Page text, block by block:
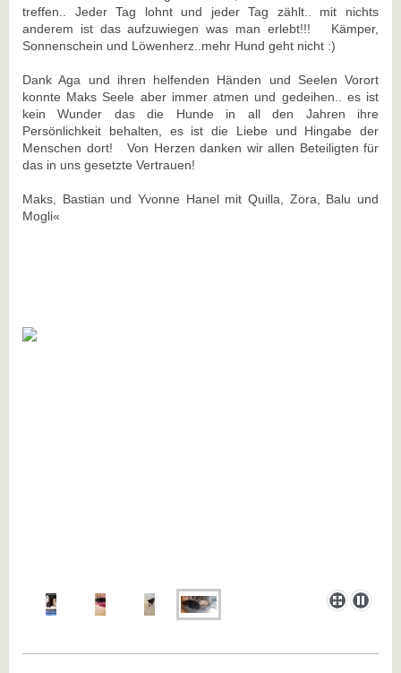
treffen.. Jeder Tag lohnt und jeder Tag zählt.. mit nichts
anderem ist das aufzuwiegen was man erlebt!!! Kämper,
Sonnenschein und Löwenherz..mehr Hund geht nicht :)
Dank Aga und ihren helfenden Händen und Seelen Vorort
konnte Maks Seele aber immer atmen und gedeihen.. es ist
kein Wunder das die Hunde in all den Jahren ihre
Persönlichkeit behalten, es ist die Liebe und Hingabe der
Menschen dort! Von Herzen danken wir allen Beteiligten für
das in uns gesetzte Vertrauen!
Maks, Bastian und Yvonne Hanel mit Quilla, Zora, Balu und
Mogli«